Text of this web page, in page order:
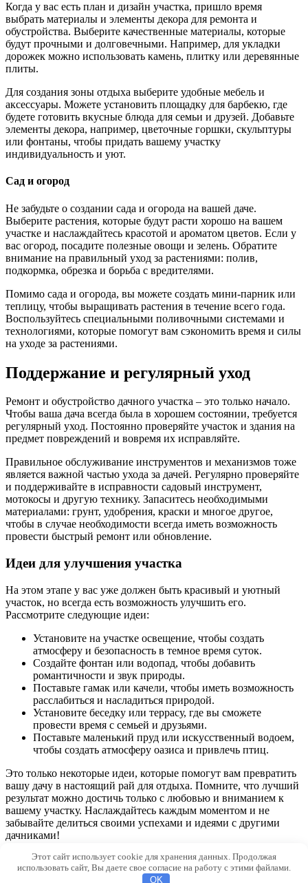
Когда у вас есть план и дизайн участка, пришло время
выбрать материалы и элементы декора для ремонта и
обустройства. Выберите качественные материалы, которые
будут прочными и долговечными. Например, для укладки
дорожек можно использовать камень, плитку или деревянные
плиты.
Для создания зоны отдыха выберите удобные мебель и
аксессуары. Можете установить площадку для барбекю, где
будете готовить вкусные блюда для семьи и друзей. Добавьте
элементы декора, например, цветочные горшки, скульптуры
или фонтаны, чтобы придать вашему участку
индивидуальность и уют.
Сад и огород
Не забудьте о создании сада и огорода на вашей даче.
Выберите растения, которые будут расти хорошо на вашем
участке и наслаждайтесь красотой и ароматом цветов. Если у
вас огород, посадите полезные овощи и зелень. Обратите
внимание на правильный уход за растениями: полив,
подкормка, обрезка и борьба с вредителями.
Помимо сада и огорода, вы можете создать мини-парник или
теплицу, чтобы выращивать растения в течение всего года.
Воспользуйтесь специальными поливочными системами и
технологиями, которые помогут вам сэкономить время и силы
на уходе за растениями.
Поддержание и регулярный уход
Ремонт и обустройство дачного участка – это только начало.
Чтобы ваша дача всегда была в хорошем состоянии, требуется
регулярный уход. Постоянно проверяйте участок и здания на
предмет повреждений и вовремя их исправляйте.
Правильное обслуживание инструментов и механизмов тоже
является важной частью ухода за дачей. Регулярно проверяйте
и поддерживайте в исправности садовый инструмент,
мотокосы и другую технику. Запаситесь необходимыми
материалами: грунт, удобрения, краски и многое другое,
чтобы в случае необходимости всегда иметь возможность
провести быстрый ремонт или обновление.
Идеи для улучшения участка
На этом этапе у вас уже должен быть красивый и уютный
участок, но всегда есть возможность улучшить его.
Рассмотрите следующие идеи:
Установите на участке освещение, чтобы создать
атмосферу и безопасность в темное время суток.
Создайте фонтан или водопад, чтобы добавить
романтичности и звук природы.
Поставьте гамак или качели, чтобы иметь возможность
расслабиться и насладиться природой.
Установите беседку или террасу, где вы сможете
провести время с семьей и друзьями.
Поставьте маленький пруд или искусственный водоем,
чтобы создать атмосферу оазиса и привлечь птиц.
Это только некоторые идеи, которые помогут вам превратить
вашу дачу в настоящий рай для отдыха. Помните, что лучший
результат можно достичь только с любовью и вниманием к
вашему участку. Наслаждайтесь каждым моментом и не
забывайте делиться своими успехами и идеями с другими
дачниками!
© 2026 Udobrenium.ru
Этот сайт использует cookie для хранения данных. Продолжая
использовать сайт, Вы даете свое согласие на работу с этими файлами.
OK